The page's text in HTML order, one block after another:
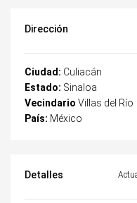
Dirección
Ciudad: Culiacán
Estado: Sinaloa
Vecindario Villas del Río
País: México
Detalles